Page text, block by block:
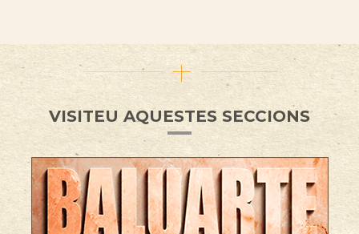
VISITEU AQUESTES SECCIONS